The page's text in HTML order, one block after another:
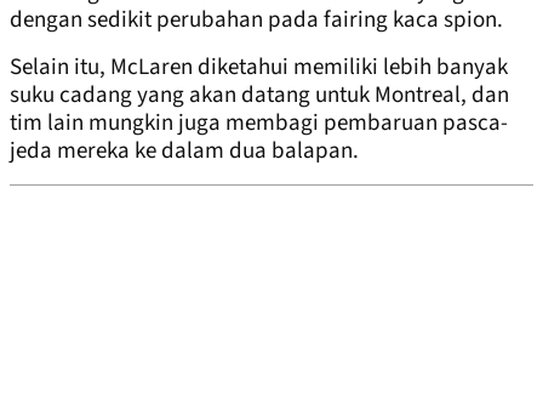
dengan sedikit perubahan pada fairing kaca spion.
Selain itu, McLaren diketahui memiliki lebih banyak
suku cadang yang akan datang untuk Montreal, dan
tim lain mungkin juga membagi pembaruan pasca-
jeda mereka ke dalam dua balapan.